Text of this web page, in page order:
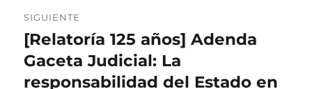
SIGUIENTE
Entrada
siguiente:
[Relatoría 125 años] Adenda
Gaceta Judicial: La
responsabilidad del Estado en